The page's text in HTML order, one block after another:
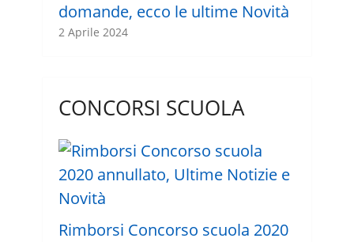
domande, ecco le ultime Novità
2 Aprile 2024
CONCORSI SCUOLA
Rimborsi Concorso scuola 2020